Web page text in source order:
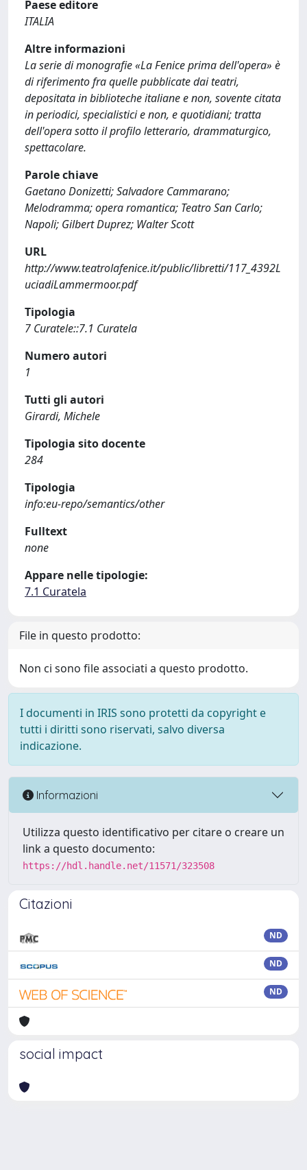
Paese editore
ITALIA
Altre informazioni
La serie di monografie «La Fenice prima dell'opera» è
di riferimento fra quelle pubblicate dai teatri,
depositata in biblioteche italiane e non, sovente citata
in periodici, specialistici e non, e quotidiani; tratta
dell'opera sotto il profilo letterario, drammaturgico,
spettacolare.
Parole chiave
Gaetano Donizetti; Salvadore Cammarano;
Melodramma; opera romantica; Teatro San Carlo;
Napoli; Gilbert Duprez; Walter Scott
URL
http://www.teatrolafenice.it/public/libretti/117_4392L
uciadiLammermoor.pdf
Tipologia
7 Curatele::7.1 Curatela
Numero autori
1
Tutti gli autori
Girardi, Michele
Tipologia sito docente
284
Tipologia
info:eu-repo/semantics/other
Fulltext
none
Appare nelle tipologie:
7.1 Curatela
File in questo prodotto:
Non ci sono file associati a questo prodotto.
I documenti in IRIS sono protetti da copyright e
tutti i diritti sono riservati, salvo diversa
indicazione.
Informazioni
Utilizza questo identificativo per citare o creare un
link a questo documento:
https://hdl.handle.net/11571/323508
Citazioni
ND
ND
ND
social impact